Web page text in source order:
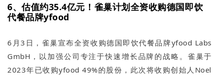
6、估值约35.4亿元！雀巢计划全资收购德国即饮
代餐品牌yfood
6月3日，雀巢宣布全资收购德国即饮代餐品牌yfood Labs
GmbH，以加强公司专注于快速增长品牌的战略。雀巢于
2023年已收购yfood 49%的股份，此次将收购创始人Noel